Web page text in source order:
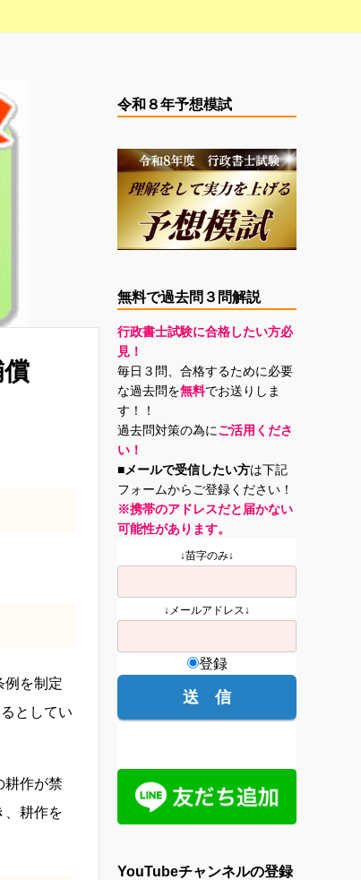
例を制定
としてい
耕作が禁
、耕作を
令和８年予想模試
無料で過去問３問解説
行政書士試験に合格したい方必
見！
毎日３問、合格するために必要
な過去問を無料でお送りしま
す！！
過去問対策の為にご活用くださ
い！
■メールで受信したい方は下記
フォームからご登録ください！
※携帯のアドレスだと届かない
可能性があります。
↓苗字のみ↓
↓メールアドレス↓
登録
YouTubeチャンネルの登録